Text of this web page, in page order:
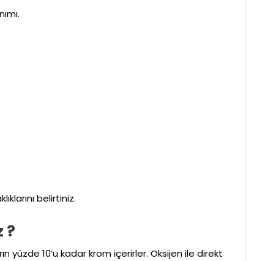
belirtiniz.
?
10’u kadar krom içerirler. Oksijen ile direkt